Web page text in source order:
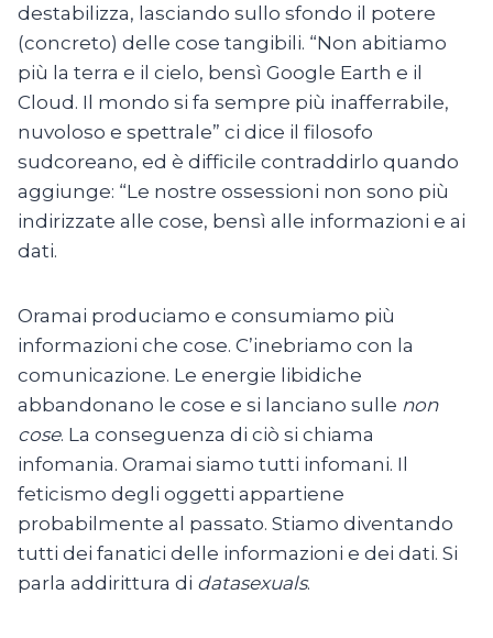
destabilizza, lasciando sullo sfondo il potere
(concreto) delle cose tangibili. “Non abitiamo
più la terra e il cielo, bensì Google Earth e il
Cloud. Il mondo si fa sempre più inafferrabile,
nuvoloso e spettrale” ci dice il filosofo
sudcoreano, ed è difficile contraddirlo quando
aggiunge: “Le nostre ossessioni non sono più
indirizzate alle cose, bensì alle informazioni e ai
dati.
Oramai produciamo e consumiamo più
informazioni che cose. C’inebriamo con la
comunicazione. Le energie libidiche
abbandonano le cose e si lanciano sulle non
cose. La conseguenza di ciò si chiama
infomania. Oramai siamo tutti infomani. Il
feticismo degli oggetti appartiene
probabilmente al passato. Stiamo diventando
tutti dei fanatici delle informazioni e dei dati. Si
parla addirittura di datasexuals.